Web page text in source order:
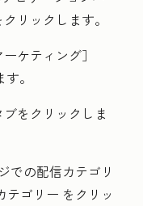
クリックします。
ケティング］
。
ブをクリックしま
での配信カテゴリ
テゴリー をクリッ